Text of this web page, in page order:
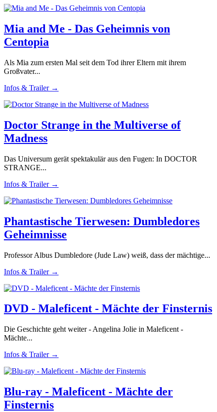
Mia and Me - Das Geheimnis von
Centopia
Als Mia zum ersten Mal seit dem Tod ihrer Eltern mit ihrem
Großvater...
Infos & Trailer →
Doctor Strange in the Multiverse of
Madness
Das Universum gerät spektakulär aus den Fugen: In DOCTOR
STRANGE...
Infos & Trailer →
Phantastische Tierwesen: Dumbledores
Geheimnisse
Professor Albus Dumbledore (Jude Law) weiß, dass der mächtige...
Infos & Trailer →
DVD - Maleficent - Mächte der Finsternis
Die Geschichte geht weiter - Angelina Jolie in Maleficent -
Mächte...
Infos & Trailer →
Blu-ray - Maleficent - Mächte der
Finsternis